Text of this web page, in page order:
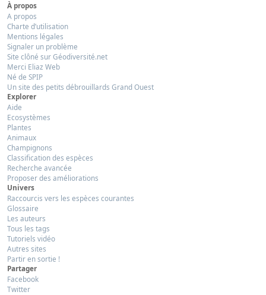
À propos
A propos
Charte d’utilisation
Mentions légales
Signaler un problème
Site clôné sur Géodiversité.net
Merci Eliaz Web
Né de SPIP
Un site des petits débrouillards Grand Ouest
Explorer
Aide
Ecosystèmes
Plantes
Animaux
Champignons
Classification des espèces
Recherche avancée
Proposer des améliorations
Univers
Raccourcis vers les espèces courantes
Glossaire
Les auteurs
Tous les tags
Tutoriels vidéo
Autres sites
Partir en sortie !
Partager
Facebook
Twitter